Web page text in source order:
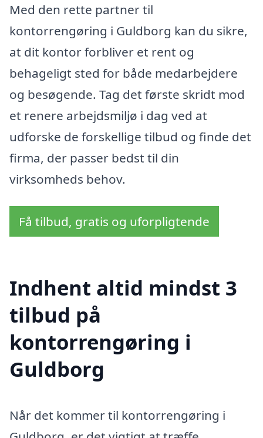
Med den rette partner til
kontorrengøring i Guldborg kan du sikre,
at dit kontor forbliver et rent og
behageligt sted for både medarbejdere
og besøgende. Tag det første skridt mod
et renere arbejdsmiljø i dag ved at
udforske de forskellige tilbud og finde det
firma, der passer bedst til din
virksomheds behov.
Få tilbud, gratis og uforpligtende
Indhent altid mindst 3
tilbud på
kontorrengøring i
Guldborg
Når det kommer til kontorrengøring i